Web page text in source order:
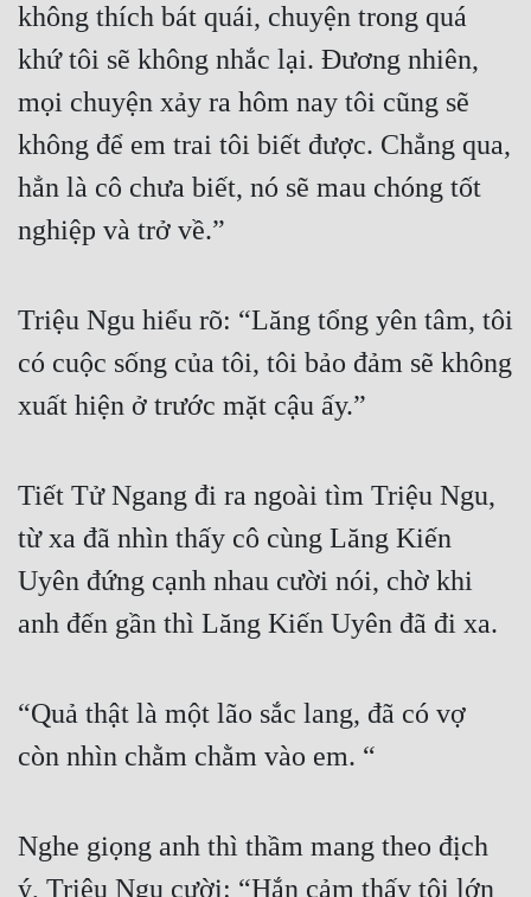
không thích bát quái, chuyện trong quá
khứ tôi sẽ không nhắc lại. Đương nhiên,
mọi chuyện xảy ra hôm nay tôi cũng sẽ
không để em trai tôi biết được. Chẳng qua,
hẳn là cô chưa biết, nó sẽ mau chóng tốt
nghiệp và trở về.”
Triệu Ngu hiểu rõ: “Lăng tổng yên tâm, tôi
có cuộc sống của tôi, tôi bảo đảm sẽ không
xuất hiện ở trước mặt cậu ấy.”
Tiết Tử Ngang đi ra ngoài tìm Triệu Ngu,
từ xa đã nhìn thấy cô cùng Lăng Kiến
Uyên đứng cạnh nhau cười nói, chờ khi
anh đến gần thì Lăng Kiến Uyên đã đi xa.
“Quả thật là một lão sắc lang, đã có vợ
còn nhìn chằm chằm vào em. “
Nghe giọng anh thì thầm mang theo địch
ý, Triệu Ngu cười: “Hắn cảm thấy tôi lớn